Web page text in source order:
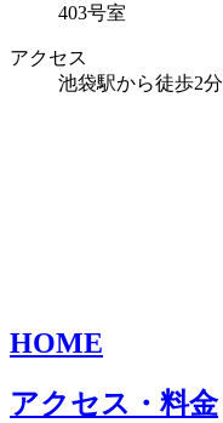
403号室
アクセス
池袋駅から徒歩2分
HOME
アクセス・料金